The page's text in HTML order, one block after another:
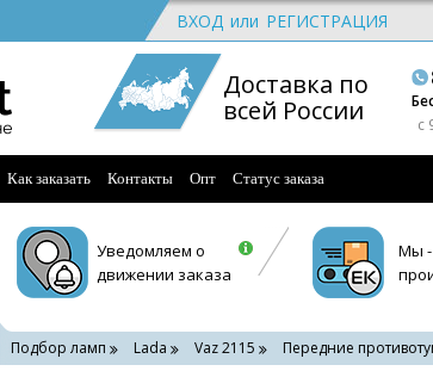
ВХОД или РЕГИСТРАЦИЯ
Доставка по
всей России
c
Как заказать Контакты Опт Статус заказа
Уведомляем о
движении заказа
Мы -
Подбор ламп Lada Vaz 2115 Передние